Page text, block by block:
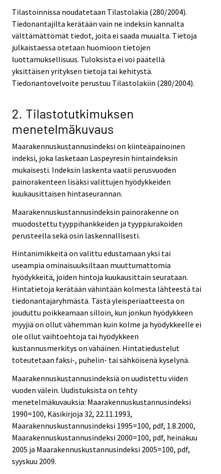
Tilastoinnissa noudatetaan Tilastolakia (280/2004).
Tiedonantajilta kerätään vain ne indeksin kannalta
välttämättömät tiedot, joita ei saada muualta. Tietoja
julkaistaessa otetaan huomioon tietojen
luottamuksellisuus. Tuloksista ei voi päätellä
yksittäisen yrityksen tietoja tai kehitystä.
Tiedonantovelvoite perustuu Tilastolakiin (280/2004).
2. Tilastotutkimuksen
menetelmäkuvaus
Maarakennuskustannusindeksi on kiinteäpainoinen
indeksi, joka lasketaan Laspeyresin hintaindeksin
mukaisesti. Indeksin laskenta vaatii perusvuoden
painorakenteen lisäksi valittujen hyödykkeiden
kuukausittaisen hintaseurannan.
Maarakennuskustannusindeksin painorakenne on
muodostettu tyyppihankkeiden ja tyyppiurakoiden
perusteella sekä osin laskennallisesti.
Hintanimikkeitä on valittu edustamaan yksi tai
useampia ominaisuuksiltaan muuttumattomia
hyödykkeitä, joiden hintoja kuukausittain seurataan.
Hintatietoja kerätään vähintään kolmesta lähteestä tai
tiedonantajaryhmästä. Tästä yleisperiaatteesta on
jouduttu poikkeamaan silloin, kun jonkun hyödykkeen
myyjiä on ollut vähemmän kuin kolme ja hyödykkeelle ei
ole ollut vaihtoehtoja tai hyödykkeen
kustannusmerkitys on vähäinen. Hintatiedustelut
toteutetaan faksi-, puhelin- tai sähköisenä kyselynä.
Maarakennuskustannusindeksiä on uudistettu viiden
vuoden välein. Uudistuksista on tehty
menetelmäkuvauksia: Maarakennuskustannusindeksi
1990=100, Käsikirjoja 32, 22.11.1993,
Maarakennuskustannusindeksi 1995=100, pdf, 1.8.2000,
Maarakennuskustannusindeksi 2000=100, pdf, heinäkuu
2005 ja Maarakennuskustannusindeksi 2005=100, pdf,
syyskuu 2009.